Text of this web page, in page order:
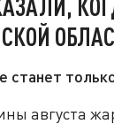
станет
августа